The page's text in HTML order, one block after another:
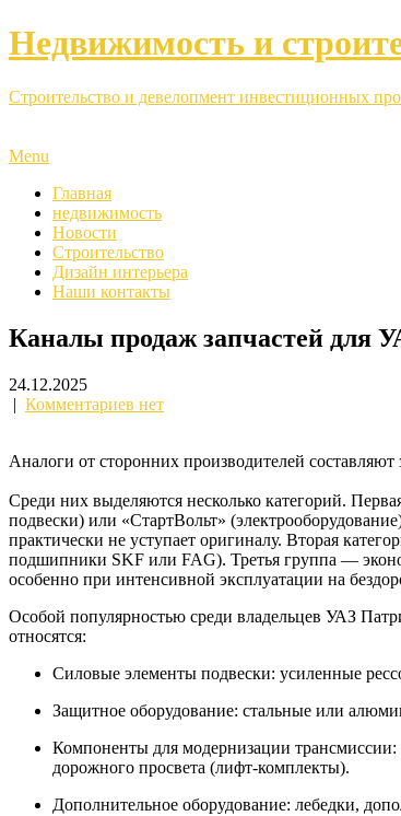
Недвижимость и
Строительство и девелопмент инвестиционных
Menu
Главная
недвижимость
Новости
Строительство
Дизайн интерьера
Наши контакты
Каналы продаж запчастей для
24.12.2025
| Комментариев нет
Аналоги от сторонних производителей
Среди них выделяются несколько категорий.
подвески) или «СтартВольт»
практически не уступает оригиналу. Вторая
подшипники SKF или FAG). Третья группа —
особенно при интенсивной эксплуатации на
Особой популярностью среди владельцев УАЗ
относятся:
Силовые элементы подвески: усиленные
Защитное оборудование: стальные или
Компоненты для модернизации
дорожного просвета (лифт-комплекты).
Дополнительное оборудование: лебедки,